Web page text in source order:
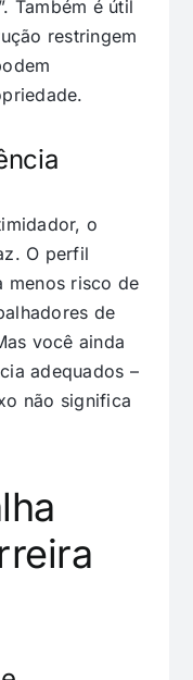
Também é útil
restringem
o
O perfil
menos risco de
de
você ainda
adequados –
não significa